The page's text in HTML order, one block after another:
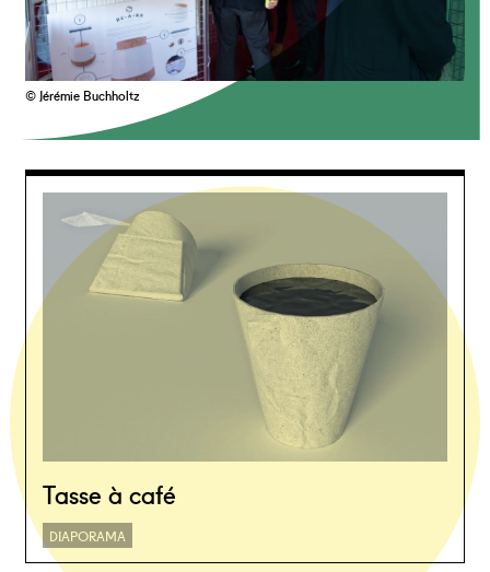
© Jérémie Buchholtz
Tasse à café
DIAPORAMA